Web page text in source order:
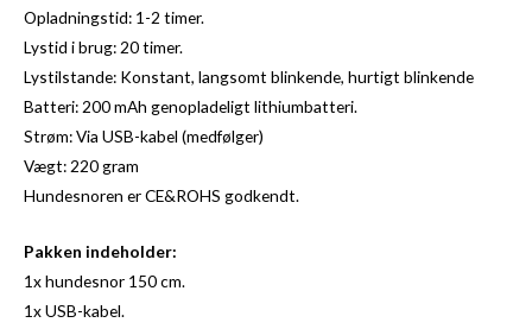
Opladningstid: 1-2 timer.
Lystid i brug: 20 timer.
Lystilstande: Konstant, langsomt blinkende, hurtigt blinkende
Batteri: 200 mAh genopladeligt lithiumbatteri.
Strøm: Via USB-kabel (medfølger)
Vægt: 220 gram
Hundesnoren er CE&ROHS godkendt.
Pakken indeholder:
1x hundesnor 150 cm.
1x USB-kabel.